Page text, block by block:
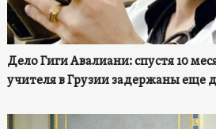
Дело Гиги Авалиани: спустя 10
учителя в Грузии задержаны еще